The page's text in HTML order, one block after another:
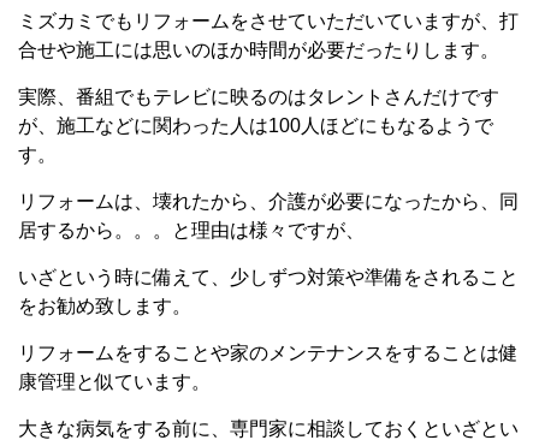
ミズカミでもリフォームをさせていただいていますが、打
合せや施工には思いのほか時間が必要だったりします。
実際、番組でもテレビに映るのはタレントさんだけです
が、施工などに関わった人は100人ほどにもなるようで
す。
リフォームは、壊れたから、介護が必要になったから、同
居するから。。。と理由は様々ですが、
いざという時に備えて、少しずつ対策や準備をされること
をお勧め致します。
リフォームをすることや家のメンテナンスをすることは健
康管理と似ています。
大きな病気をする前に、専門家に相談しておくといざとい